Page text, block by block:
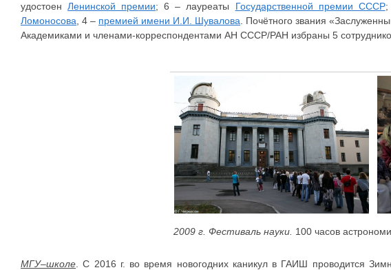
удостоенЛенинской премии; 6 – лауреаты Государственной премии СССР;
Ломоносова , 4 – премией имени И.И. Шувалова . Почётного звания
Академиками и членами-корреспондентами АН СССР/РАН избраны 5
2009 г. Фестиваль науки. 100 часов
МГУ–школе . С 2016 г. во время новогодних каникул в ГАИШ проводится